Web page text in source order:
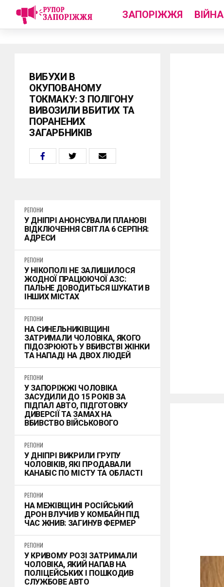
ЗАПОРІЖЖЯ ВІЙНА
ВИБУХИ В
ОКУПОВАНОМУ
ТОКМАКУ: З ПОЛІГОНУ
ВИВОЗИЛИ ВБИТИХ ТА
ПОРАНЕНИХ
ЗАГАРБНИКІВ
РЕГІОНИ
У ДНІПРІ АНОНСУВАЛИ ПЛАНОВІ
ВІДКЛЮЧЕННЯ СВІТЛА 6 СЕРПНЯ:
АДРЕСИ
РЕГІОНИ
У НІКОПОЛІ НЕ ЗАЛИШИЛОСЯ
ЖОДНОЇ ПРАЦЮЮЧОЇ АЗС:
ПАЛЬНЕ ДОВОДИТЬСЯ ШУКАТИ В
ІНШИХ МІСТАХ
РЕГІОНИ
НА СИНЕЛЬНИКІВЩИНІ
ЗАТРИМАЛИ ЧОЛОВІКА, ЯКОГО
ПІДОЗРЮЮТЬ У ВБИВСТВІ ЖІНКИ
ТА НАПАДІ НА ДВОХ ЛЮДЕЙ
РЕГІОНИ
У ЗАПОРІЖЖІ ЧОЛОВІКА
ЗАСУДИЛИ ДО 15 РОКІВ ЗА
ПІДПАЛ АВТО, ПІДГОТОВКУ
ДИВЕРСІЇ ТА ЗАМАХ НА
ВБИВСТВО ВІЙСЬКОВОГО
РЕГІОНИ
У ДНІПРІ ВИКРИЛИ ГРУПУ
ЧОЛОВІКІВ, ЯКІ ПРОДАВАЛИ
КАНАБІС ПО МІСТУ ТА ОБЛАСТІ
РЕГІОНИ
НА МЕЖІВЩИНІ РОСІЙСЬКИЙ
ДРОН ВЛУЧИВ У КОМБАЙН ПІД
ЧАС ЖНИВ: ЗАГИНУВ ФЕРМЕР
РЕГІОНИ
У КРИВОМУ РОЗІ ЗАТРИМАЛИ
ЧОЛОВІКА, ЯКИЙ НАПАВ НА
ПОЛІЦЕЙСЬКИХ І ПОШКОДИВ
СЛУЖБОВЕ АВТО